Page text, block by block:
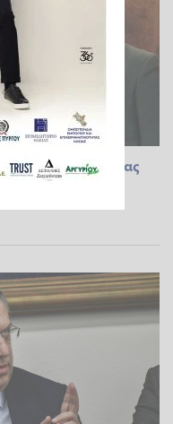
Προστασίας